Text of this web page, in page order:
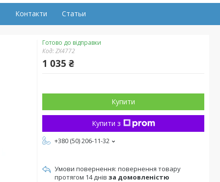
Контакти Статьи
Готово до відправки
Код:ZX4772
1 035 ₴
Купити
Купити з
+380 (50) 206-11-32
повернення товару
протягом 14 днів за домовленістю